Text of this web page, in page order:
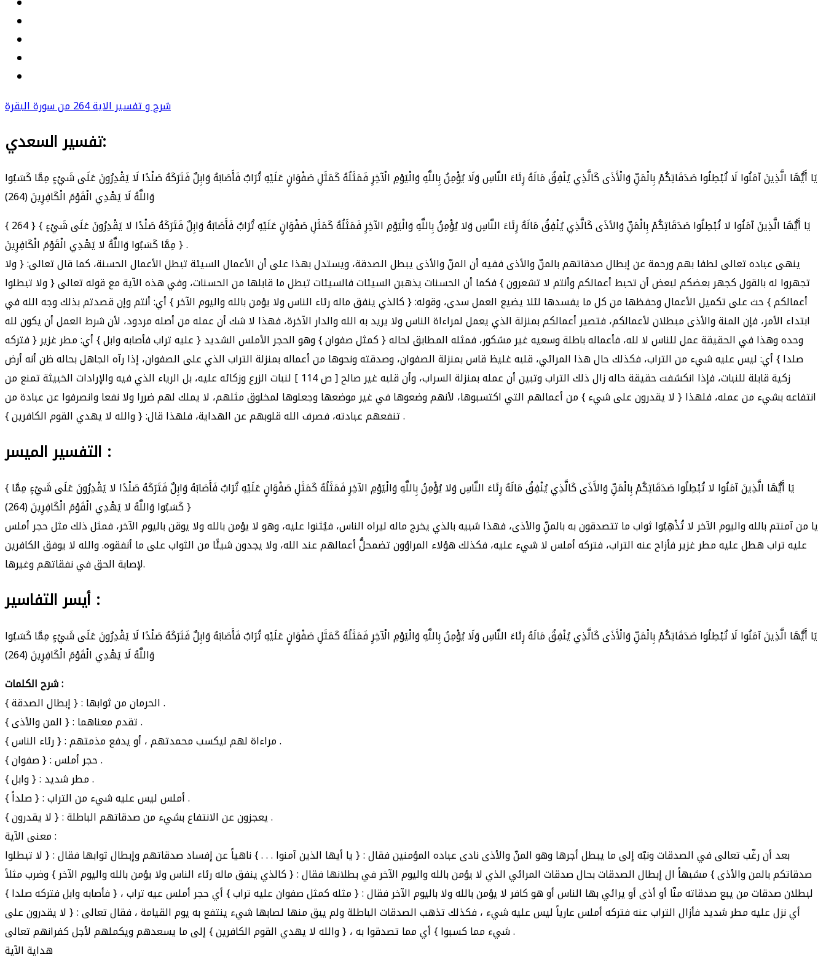
شرح و تفسير الاية 264 من سورة البقرة
تفسير السعدي:
يَا أَيُّهَا الَّذِينَ آمَنُوا لَا تُبْطِلُوا صَدَقَاتِكُمْ بِالْمَنِّ وَالْأَذَى كَالَّذِي يُنْفِقُ مَالَهُ رِئَاءَ النَّاسِ وَلَا يُؤْمِنُ بِاللَّهِ وَالْيَوْمِ الْآخِرِ فَمَثَلُهُ كَمَثَلِ صَفْوَانٍ عَلَيْهِ تُرَابٌ فَأَصَابَهُ وَابِلٌ فَتَرَكَهُ صَلْدًا لَا يَقْدِرُونَ عَلَى شَيْءٍ مِمَّا كَسَبُوا
{ 264 } { يَا أَيُّهَا الَّذِينَ آمَنُوا لا تُبْطِلُوا صَدَقَاتِكُمْ بِالْمَنِّ وَالأذَى كَالَّذِي يُنْفِقُ مَالَهُ رِئَاءَ النَّاسِ وَلا يُؤْمِنُ بِاللَّهِ وَالْيَوْمِ الآخِرِ فَمَثَلُهُ كَمَثَلِ صَفْوَانٍ عَلَيْهِ تُرَابٌ فَأَصَابَهُ وَابِلٌ فَتَرَكَهُ صَلْدًا لا يَقْدِرُونَ عَلَى شَيْءٍ
مِمَّا كَسَبُوا وَاللَّهُ لا يَهْدِي الْقَوْمَ الْكَافِرِينَ } .
ينهى عباده تعالى لطفا بهم ورحمة عن إبطال صدقاتهم بالمنّ والأذى ففيه أن المنّ والأذى يبطل الصدقة، ويستدل بهذا على أن الأعمال السيئة تبطل الأعمال الحسنة، كما قال تعالى: { ولا
تجهروا له بالقول كجهر بعضكم لبعض أن تحبط أعمالكم وأنتم لا تشعرون } فكما أن الحسنات يذهبن السيئات فالسيئات تبطل ما قابلها من الحسنات، وفي هذه الآية مع قوله تعالى { ولا تبطلوا
أعمالكم } حث على تكميل الأعمال وحفظها من كل ما يفسدها لئلا يضيع العمل سدى، وقوله: { كالذي ينفق ماله رئاء الناس ولا يؤمن بالله واليوم الآخر } أي: أنتم وإن قصدتم بذلك وجه الله في
ابتداء الأمر، فإن المنة والأذى مبطلان لأعمالكم، فتصير أعمالكم بمنزلة الذي يعمل لمراءاة الناس ولا يريد به الله والدار الآخرة، فهذا لا شك أن عمله من أصله مردود، لأن شرط العمل أن يكون لله
وحده وهذا في الحقيقة عمل للناس لا لله، فأعماله باطلة وسعيه غير مشكور، فمثله المطابق لحاله { كمثل صفوان } وهو الحجر الأملس الشديد { عليه تراب فأصابه وابل } أي: مطر غزير { فتركه
صلدا } أي: ليس عليه شيء من التراب، فكذلك حال هذا المرائي، قلبه غليظ قاس بمنزلة الصفوان، وصدقته ونحوها من أعماله بمنزلة التراب الذي على الصفوان، إذا رآه الجاهل بحاله ظن أنه أرض
زكية قابلة للنبات، فإذا انكشفت حقيقة حاله زال ذلك التراب وتبين أن عمله بمنزلة السراب، وأن قلبه غير صالح [ ص 114 ] لنبات الزرع وزكائه عليه، بل الرياء الذي فيه والإرادات الخبيثة تمنع من
انتفاعه بشيء من عمله، فلهذا { لا يقدرون على شيء } من أعمالهم التي اكتسبوها، لأنهم وضعوها في غير موضعها وجعلوها لمخلوق مثلهم، لا يملك لهم ضررا ولا نفعا وانصرفوا عن عبادة من
تنفعهم عبادته، فصرف الله قلوبهم عن الهداية، فلهذا قال: { والله لا يهدي القوم الكافرين } .
التفسير الميسر :
{ يَا أَيُّهَا الَّذِينَ آمَنُوا لا تُبْطِلُوا صَدَقَاتِكُمْ بِالْمَنِّ وَالأَذَى كَالَّذِي يُنْفِقُ مَالَهُ رِئَاءَ النَّاسِ وَلا يُؤْمِنُ بِاللَّهِ وَالْيَوْمِ الآخِرِ فَمَثَلُهُ كَمَثَلِ صَفْوَانٍ عَلَيْهِ تُرَابٌ فَأَصَابَهُ وَابِلٌ فَتَرَكَهُ صَلْدًا لا يَقْدِرُونَ عَلَى شَيْءٍ مِمَّا
كَسَبُوا وَاللَّهُ لا يَهْدِي الْقَوْمَ الْكَافِرِينَ (264) }
يا من آمنتم بالله واليوم الآخر لا تُذْهِبُوا ثواب ما تتصدقون به بالمنِّ والأذى، فهذا شبيه بالذي يخرج ماله ليراه الناس، فيُثنوا عليه، وهو لا يؤمن بالله ولا يوقن باليوم الآخر، فمثل ذلك مثل حجر أملس
عليه تراب هطل عليه مطر غزير فأزاح عنه التراب، فتركه أملس لا شيء عليه، فكذلك هؤلاء المراؤون تضمحلُّ أعمالهم عند الله، ولا يجدون شيئًا من الثواب على ما أنفقوه. والله لا يوفق الكافرين
لإصابة الحق في نفقاتهم وغيرها.
أيسر التفاسير :
يَا أَيُّهَا الَّذِينَ آمَنُوا لَا تُبْطِلُوا صَدَقَاتِكُمْ بِالْمَنِّ وَالْأَذَى كَالَّذِي يُنْفِقُ مَالَهُ رِئَاءَ النَّاسِ وَلَا يُؤْمِنُ بِاللَّهِ وَالْيَوْمِ الْآخِرِ فَمَثَلُهُ كَمَثَلِ صَفْوَانٍ عَلَيْهِ تُرَابٌ فَأَصَابَهُ وَابِلٌ فَتَرَكَهُ صَلْدًا لَا يَقْدِرُونَ عَلَى شَيْءٍ مِمَّا كَسَبُوا
شرح الكلمات :
{ إبطال الصدقة } : الحرمان من ثوابها .
{ المن والأذى } : تقدم معناهما .
{ رئاء الناس } : مراءاة لهم ليكسب محمدتهم ، أو يدفع مذمتهم .
{ صفوان } : حجر أملس .
{ وابل } : مطر شديد .
{ صلداً } : أملس ليس عليه شيء من التراب .
{ لا يقدرون } : يعجزون عن الانتفاع بشيء من صدقاتهم الباطلة .
معنى الآية :
بعد أن رغّب تعالى في الصدقات ونبّه إلى ما يبطل أجرها وهو المنّ والأذى نادى عباده المؤمنين فقال : { يا أيها الذين آمنوا . . . } ناهياً عن إفساد صدقاتهم وإبطال ثوابها فقال : { لا تبطلوا
صدقاتكم بالمن والأذى } مشبهاً ال إبطال الصدقات بحال صدقات المرائي الذي لا يؤمن بالله واليوم الآخر في بطلانها فقال : { كالذي ينفق ماله رئاء الناس ولا يؤمن بالله واليوم الآخر } وضرب مثلاً
لبطلان صدقات من يبع صدقاته منّا أو أذى أو يرائي بها الناس أو هو كافر لا يؤمن بالله ولا باليوم الآخر فقال : { مثله كمثل صفوان عليه تراب } أي حجر أملس عيه تراب ، { فأصابه وابل فتركه صلدا }
أي نزل عليه مطر شديد فأزال التراب عنه فتركه أملس عارياً ليس عليه شيء ، فكذلك تذهب الصدقات الباطلة ولم يبق منها لصابها شيء ينتفع به يوم القيامة ، فقال تعالى : { لا يقدرون على
شيء مما كسبوا } أي مما تصدقوا به ، { والله لا يهدي القوم الكافرين } إلى ما يسعدهم ويكملهم لأجل كفرانهم تعالى .
هداية الآية